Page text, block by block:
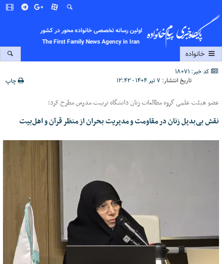
اولین رسانه تخصصی خانواده محور در کشور
The First Family News Agency in Iran
خانواده
کد خبر: 18071
تاریخ انتشار: ۷ تیر ۱۴۰۴ - ۱۲:۴۲ چاپ
عضو هیئت علمی گروه مطالعات زنان دانشگاه تربیت مدرس مطرح کرد؛
نقش بی‌بدیل زنان در مقاومت و مدیریت بحران از منظر قرآن و اهل‌بیت